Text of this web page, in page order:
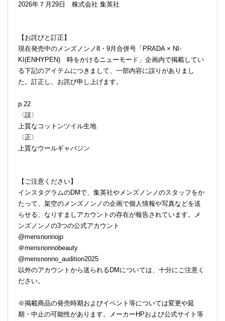
2026年７月29日 株式会社 集英社
【お詫びと訂正】
現在発売中のメンズノンノ8・9月合併号「PRADA × NI-
KI(ENHYPEN) 時をかけるニューモード」企画内で掲載してい
る下記のアイテムにつきまして、一部内容に誤りがありまし
た。訂正し、お詫び申し上げます。
p.22
〈誤〉
上質なコットンツイル生地
〈正〉
上質なウールギャバジン
【ご注意ください】
インスタグラムのDMで、集英社やメンズノンノのスタッフをか
たって、架空のメンズノンノの企画で個人情報や写真などを送
らせる、なりすましアカウントの存在が報告されています。メ
ンズノンノの3つの公式アカウント
@mensnonnojp
＠mensnonnobeauty
@mensnonno_audition2025
以外のアカウントから送られるDMについては、十分にご注意く
ださい。
※掲載商品の発売時期およびイベント等については変更や延
期・中止の可能性があります。メーカーHPおよび公式サイト等